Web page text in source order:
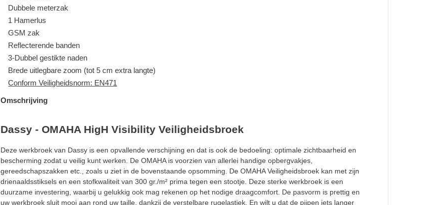
Dubbele meterzak
1 Hamerlus
GSM zak
Reflecterende banden
3-Dubbel gestikte naden
Brede uitlegbare zoom (tot 5 cm extra langte)
Conform Veiligheidsnorm: EN471
Omschrijving
Dassy - OMAHA HigH Visibility Veiligheidsbroek
Deze werkbroek van Dassy is een opvallende verschijning en dat is ook de bedoeling: optimale zichtbaarheid en
bescherming zodat u veilig kunt werken. De OMAHA is voorzien van allerlei handige opbergvakjes,
gereedschapszakken etc., zoals u ziet in de bovenstaande opsomming. De OMAHA Veiligheidsbroek kan met zijn
drienaaldsstiksels en een stofkwaliteit van 300 gr./m² prima tegen een stootje. Deze sterke werkbroek is een
duurzame investering, waarbij u gelukkig ook mag rekenen op het nodige draagcomfort. De pasvorm is prettig en
uw werkbroek sluit mooi aan rond uw taille, dankzij de verstelbare rugelastiek. En wilt u dat de pijpen iets langer